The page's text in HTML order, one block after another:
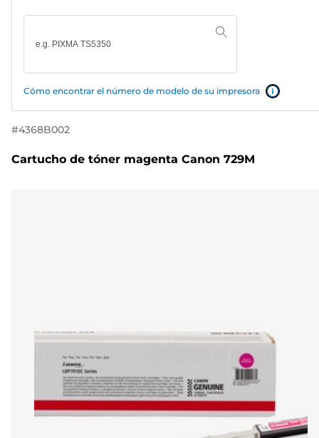
Cómo encontrar el número de modelo de su impresora
#4368B002
Cartucho de tóner magenta Canon 729M